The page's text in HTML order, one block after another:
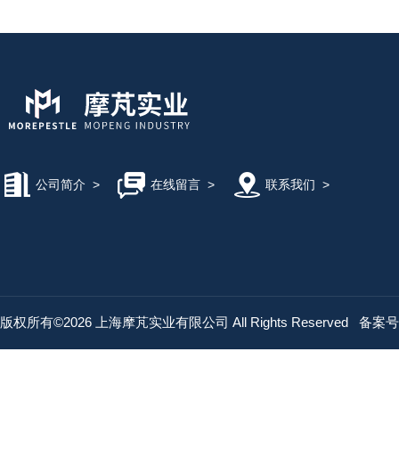
公司简介 > 在线留言> 联系我们 >
版权所有©2026 上海摩芃实业有限公司 All Rights Reserved 备案